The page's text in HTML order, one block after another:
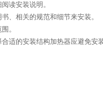
读安装说明。
、相关的规范和细节来安装。
。
适的安装结构加热器应避免安